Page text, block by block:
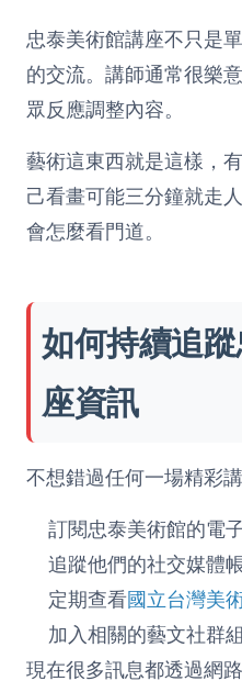
忠泰美術館講座不只是
的交流。講師通常很樂
眾反應調整內容。
藝術這東西就是這樣，
己看畫可能三分鐘就走
會怎麼看門道。
如何持續追
座資訊
不想錯過任何一場精彩
訂閱忠泰美術館的電
追蹤他們的社交媒體
定期查看國立台灣美
加入相關的藝文社群組
現在很多訊息都透過網